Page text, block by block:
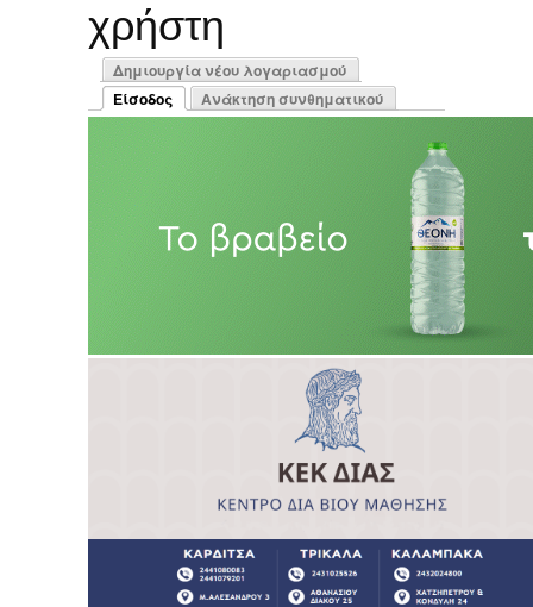
χρήστη
Πρωτεύουσες καρτέλες
Δημιουργία νέου λογαριασμού
Είσοδος
(ενεργή καρτέλα)
Ανάκτηση συνθηματικού